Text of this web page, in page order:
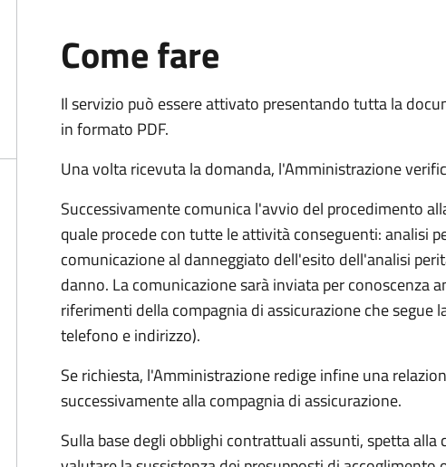
Come fare
Il servizio può essere attivato presentando tutta la
in formato PDF.
Una volta ricevuta la domanda, l'Amministrazione
Successivamente comunica l'avvio del procedimento
quale procede con tutte le attività conseguenti: analisi
comunicazione al danneggiato dell'esito dell'analisi
danno. La comunicazione sarà inviata per conoscenza
riferimenti della compagnia di assicurazione che segue
telefono e indirizzo).
Se richiesta, l'Amministrazione redige infine una
successivamente alla compagnia di assicurazione.
Sulla base degli obblighi contrattuali assunti, spetta alla